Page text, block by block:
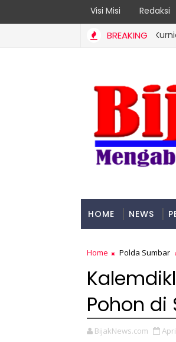
Visi Misi Redaksi
BREAKING
JNE Kurnia
HOME NEWS
Home Polda Sumbar
Pohon di
BijakNews.com